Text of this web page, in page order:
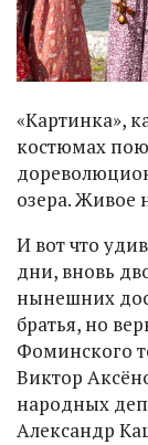
«Картинка»,
костюмах
озера. Живое
И вот что
дни, вновь
нынешних
братья, но
Фоминского
Виктор
народных
Александр